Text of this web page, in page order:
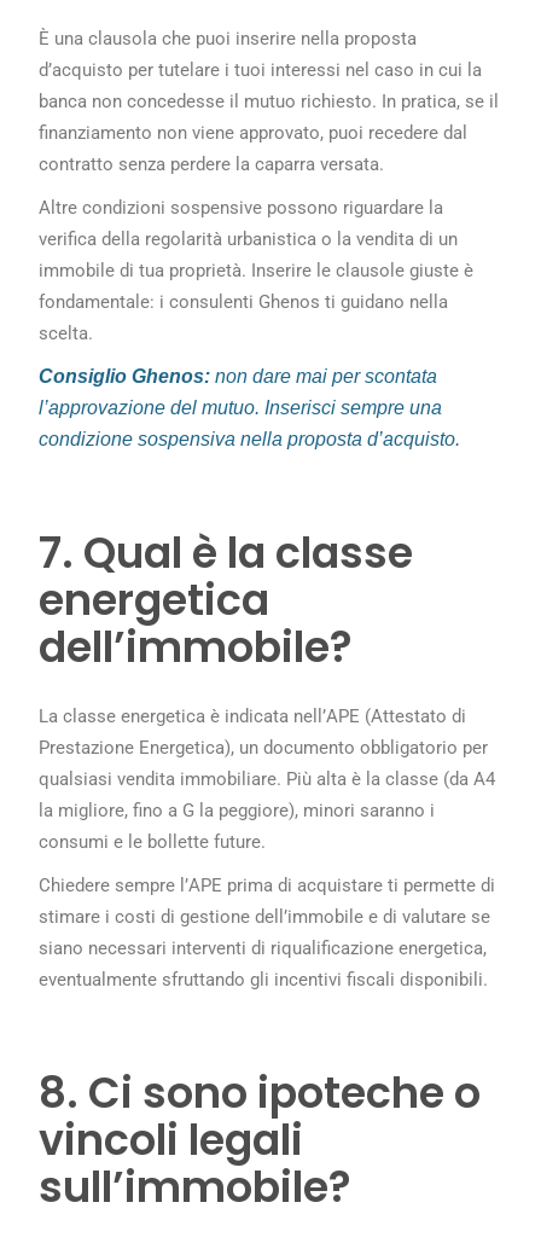
È una clausola che puoi inserire nella proposta
d’acquisto per tutelare i tuoi interessi nel caso in cui la
banca non concedesse il mutuo richiesto. In pratica, se il
finanziamento non viene approvato, puoi recedere dal
contratto senza perdere la caparra versata.
Altre condizioni sospensive possono riguardare la
verifica della regolarità urbanistica o la vendita di un
immobile di tua proprietà. Inserire le clausole giuste è
fondamentale: i consulenti Ghenos ti guidano nella
scelta.
Consiglio Ghenos: non dare mai per scontata
l’approvazione del mutuo. Inserisci sempre una
condizione sospensiva nella proposta d’acquisto.
7. Qual è la classe
energetica
dell’immobile?
La classe energetica è indicata nell’APE (Attestato di
Prestazione Energetica), un documento obbligatorio per
qualsiasi vendita immobiliare. Più alta è la classe (da A4
la migliore, fino a G la peggiore), minori saranno i
consumi e le bollette future.
Chiedere sempre l’APE prima di acquistare ti permette di
stimare i costi di gestione dell’immobile e di valutare se
siano necessari interventi di riqualificazione energetica,
eventualmente sfruttando gli incentivi fiscali disponibili.
8. Ci sono ipoteche o
vincoli legali
sull’immobile?